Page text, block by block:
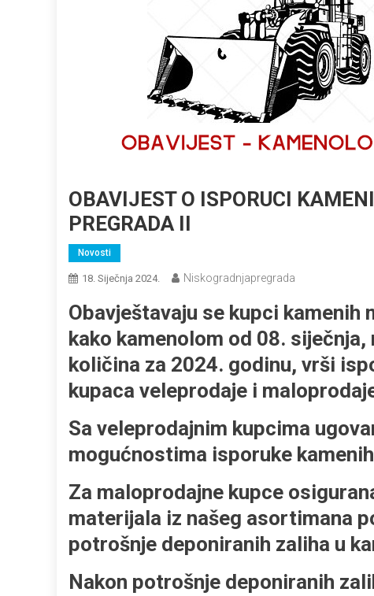
OBAVIJEST O ISPORUCI
PREGRADA II
Novosti
18. Siječnja 2024. Niskogradnjapregrada
Obavještavaju se kupci
kako kamenolom od 08.
količina za 2024. godinu, vrši
kupaca veleprodaje i
Sa veleprodajnim kupcima
mogućnostima isporuke
Za maloprodajne kupce
materijala iz našeg asortimana
potrošnje deponiranih zaliha u
Nakon potrošnje deponiranih